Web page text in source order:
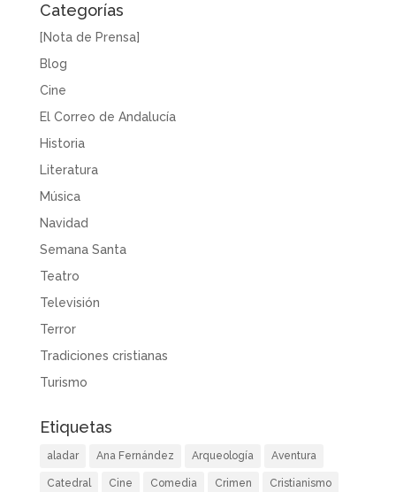
Categorías
[Nota de Prensa]
Blog
Cine
El Correo de Andalucía
Historia
Literatura
Música
Navidad
Semana Santa
Teatro
Televisión
Terror
Tradiciones cristianas
Turismo
Etiquetas
aladar Ana Fernández Arqueología Aventura
Catedral Cine Comedia Crimen Cristianismo